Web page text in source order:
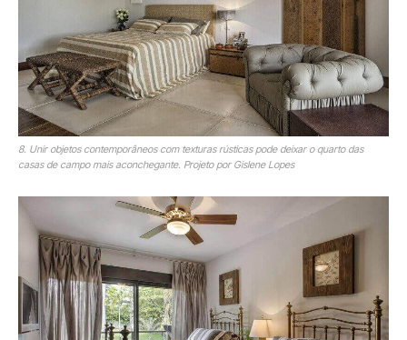
8. Unir objetos contemporâneos com texturas rústicas pode deixar o quarto das
casas de campo mais aconchegante. Projeto por Gislene Lopes